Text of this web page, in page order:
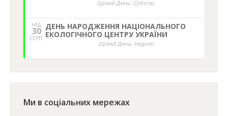
(Цілий День: Субота)
НЕД,
30
СЕРП.
ДЕНЬ НАРОДЖЕННЯ НАЦІОНАЛЬНОГО
ЕКОЛОГІЧНОГО ЦЕНТРУ УКРАЇНИ
(Цілий День: Неділя)
Ми в соціальних мережах